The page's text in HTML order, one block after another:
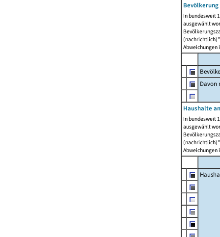
In bundesweit
ausgewählt
Abweichungen
Davon
Haushalte
In bundesweit
ausgewählt
Abweichungen